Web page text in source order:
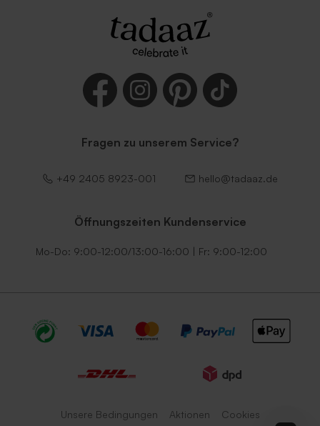
Fragen zu unserem Service?
+49 2405 8923-001 hello@tadaaz.de
Öffnungszeiten Kundenservice
Mo-Do: 9:00-12:00/13:00-16:00 | Fr: 9:00-12:00
Unsere Bedingungen Aktionen Cookies